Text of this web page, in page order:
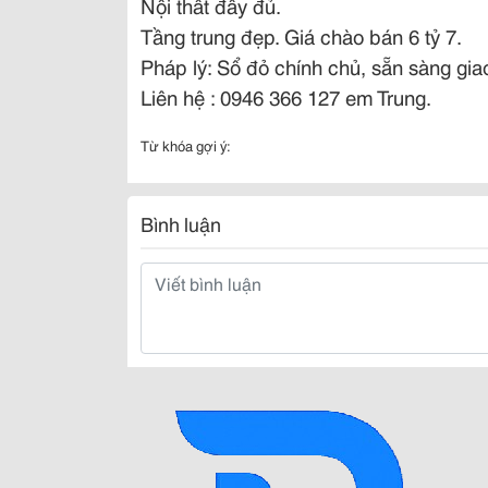
Tầng trung đẹp. Giá chào bán 6 tỷ 7.
Pháp lý: Sổ đỏ chính chủ, sẵn sàng
Liên hệ : 0946 366 127 em Trung.
Từ khóa gợi ý:
Bình luận